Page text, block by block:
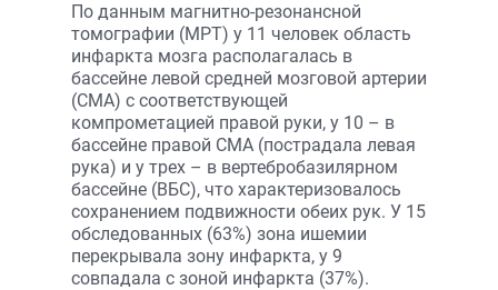
По данным магнитно-резонансной
томографии (МРТ) у 11 человек область
инфаркта мозга располагалась в
бассейне левой средней мозговой артерии
(СМА) с соответствующей
компрометацией правой руки, у 10 – в
бассейне правой СМА (пострадала левая
рука) и у трех – в вертебробазилярном
бассейне (ВБС), что характеризовалось
сохранением подвижности обеих рук. У 15
обследованных (63%) зона ишемии
перекрывала зону инфаркта, у 9
совпадала с зоной инфаркта (37%).